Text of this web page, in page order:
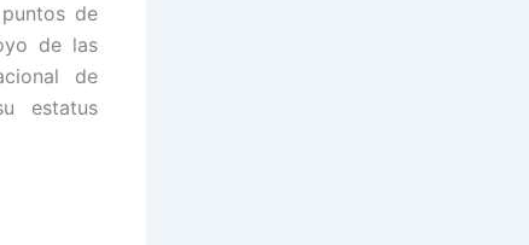
de
de las
de
estatus